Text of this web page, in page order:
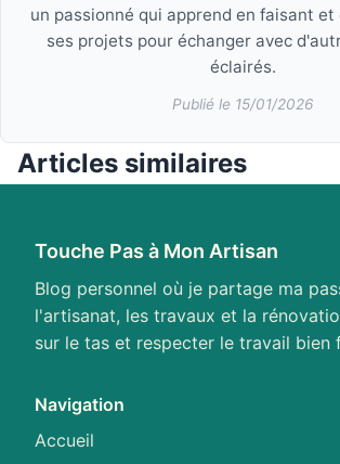
un passionné qui apprend en faisant et
ses projets pour échanger avec
éclairés.
Publié le 15/01/2026
Articles similaires
Touche Pas à Mon Artisan
Blog personnel où je partage ma
l'artisanat, les travaux et la
sur le tas et respecter le travail bien
Navigation
Accueil